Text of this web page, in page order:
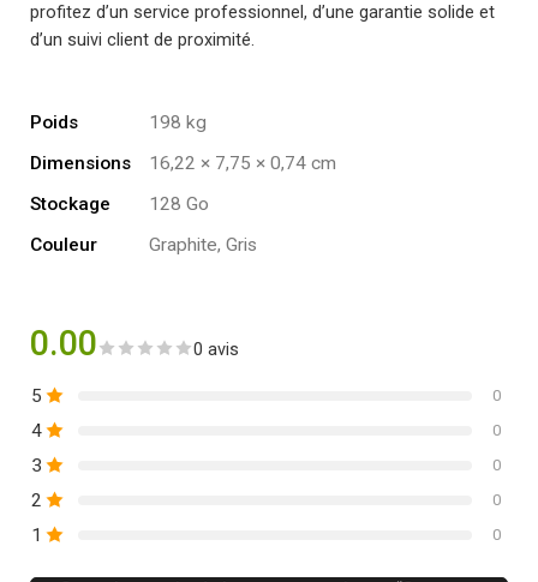
profitez d’un service professionnel, d’une garantie solide et
d’un suivi client de proximité.
Poids
198 kg
Dimensions
16,22 × 7,75 × 0,74 cm
Stockage
128 Go
Couleur
Graphite, Gris
0.00 0 avis
5 0
4 0
3 0
2 0
1 0